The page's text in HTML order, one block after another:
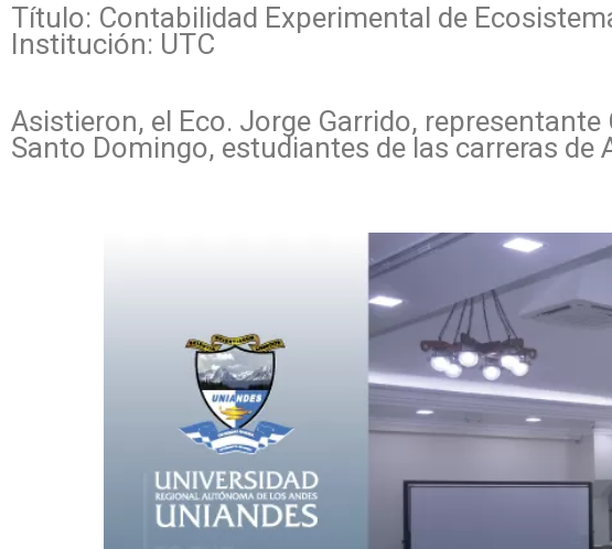
Título: Contabilidad Experimental de
Institución: UTC
Asistieron, el Eco. Jorge Garrido, representante
Santo Domingo, estudiantes de las carreras